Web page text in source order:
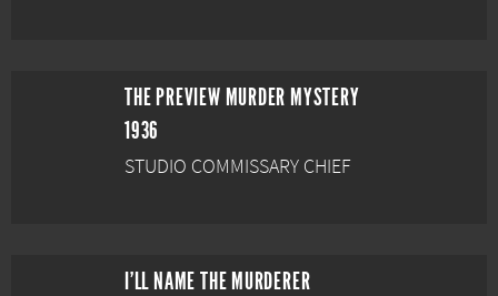
THE PREVIEW MURDER MYSTERY
1936
STUDIO COMMISSARY CHIEF
I'LL NAME THE MURDERER